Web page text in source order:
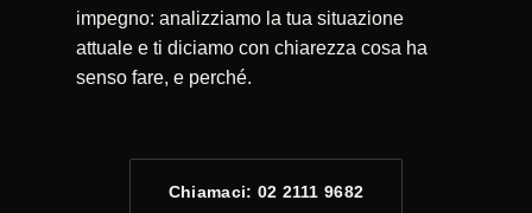
impegno: analizziamo la tua situazione
attuale e ti diciamo con chiarezza cosa ha
senso fare, e perché.
Chiamaci: 02 2111 9682